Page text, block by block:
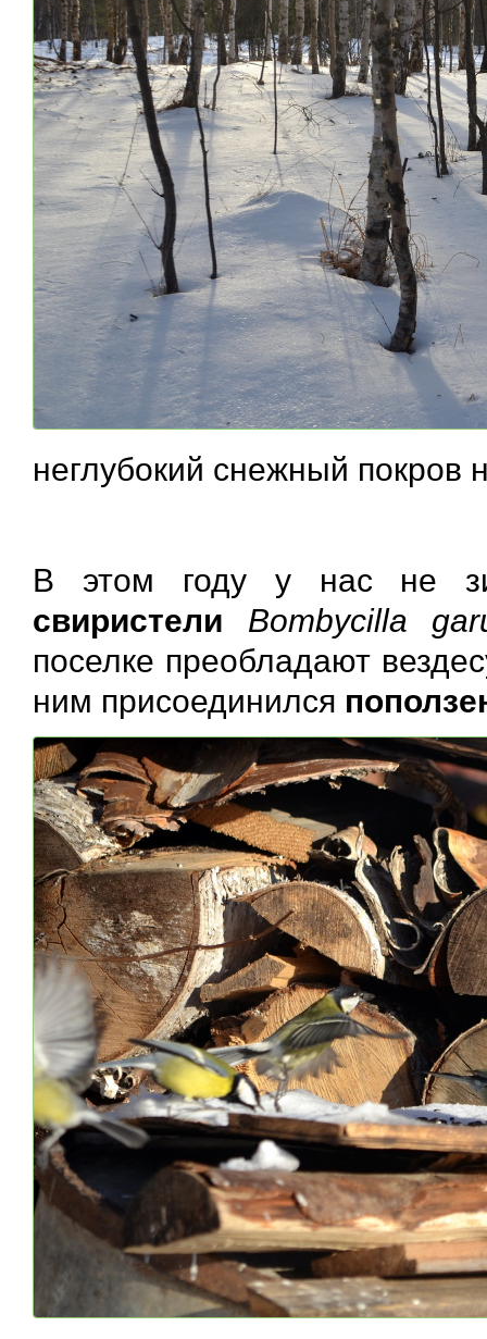
неглубокий снежный покров
В этом году у нас не
свиристели
Bombycilla
поселке преобладают
ним присоединился